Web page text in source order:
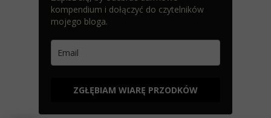
kompendium i dołączyć do czytelników
mojego bloga.
ZGŁĘBIAM WIARĘ PRZODKÓW